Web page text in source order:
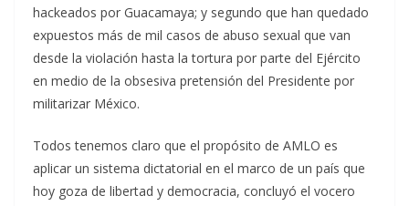
hackeados por Guacamaya; y segundo que han quedado
expuestos más de mil casos de abuso sexual que van
desde la violación hasta la tortura por parte del Ejército
en medio de la obsesiva pretensión del Presidente por
militarizar México.
Todos tenemos claro que el propósito de AMLO es
aplicar un sistema dictatorial en el marco de un país que
hoy goza de libertad y democracia, concluyó el vocero